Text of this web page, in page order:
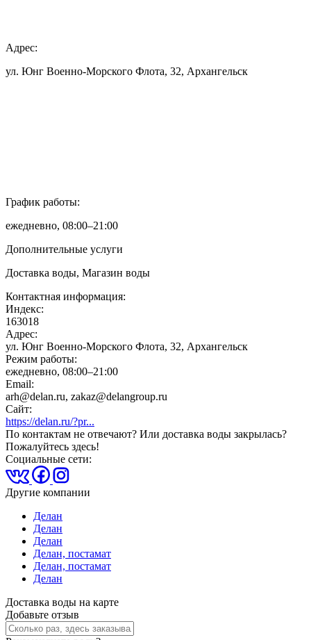
Адрес:
ул. Юнг Военно-Морского Флота, 32, Архангельск
График работы:
ежедневно, 08:00–21:00
Дополнительные услуги
Доставка воды, Магазин воды
Контактная информация:
Индекс:
163018
Адрес:
ул. Юнг Военно-Морского Флота, 32, Архангельск
Режим работы:
ежедневно, 08:00–21:00
Email:
arh@delan.ru, zakaz@delangroup.ru
Сайт:
https://delan.ru/?pr...
По контактам не отвечают? Или доставка воды закрылась?
Пожалуйтесь здесь!
Социальные сети:
Другие компании
Делан
Делан
Делан
Делан, постамат
Делан, постамат
Делан
Доставка воды на карте
Добавьте отзыв